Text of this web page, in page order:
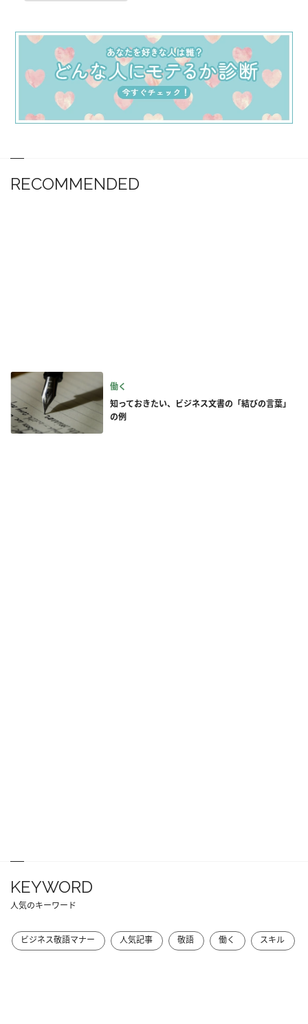
RECOMMENDED
働く
知っておきたい、ビジネス文書の「結びの言葉」
の例
KEYWORD
人気のキーワード
ビジネス敬語マナー 人気記事 敬語 働く スキル